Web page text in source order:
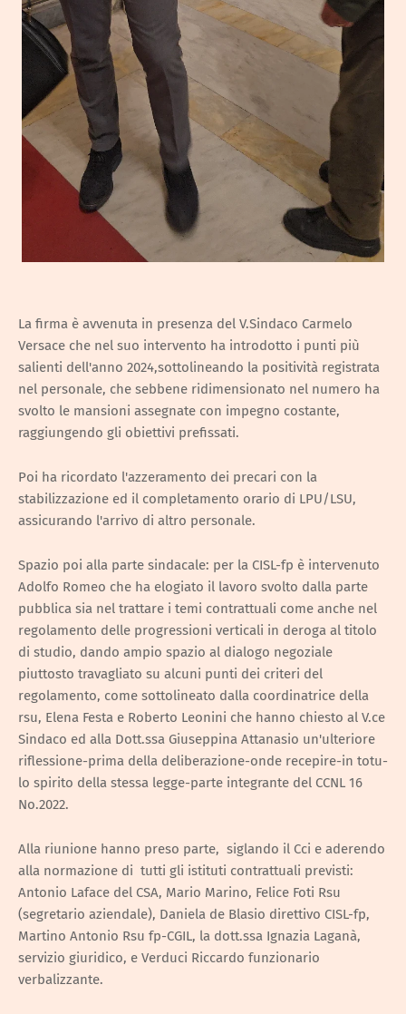
La firma è avvenuta in presenza del V.Sindaco Carmelo
Versace che nel suo intervento ha introdotto i punti più
salienti dell'anno 2024,sottolineando la positività registrata
nel personale, che sebbene ridimensionato nel numero ha
svolto le mansioni assegnate con impegno costante,
raggiungendo gli obiettivi prefissati.
Poi ha ricordato l'azzeramento dei precari con la
stabilizzazione ed il completamento orario di LPU/LSU,
assicurando l'arrivo di altro personale.
Spazio poi alla parte sindacale: per la CISL-fp è intervenuto
Adolfo Romeo che ha elogiato il lavoro svolto dalla parte
pubblica sia nel trattare i temi contrattuali come anche nel
regolamento delle progressioni verticali in deroga al titolo
di studio, dando ampio spazio al dialogo negoziale
piuttosto travagliato su alcuni punti dei criteri del
regolamento, come sottolineato dalla coordinatrice della
rsu, Elena Festa e Roberto Leonini che hanno chiesto al V.ce
Sindaco ed alla Dott.ssa Giuseppina Attanasio un'ulteriore
riflessione-prima della deliberazione-onde recepire-in totu-
lo spirito della stessa legge-parte integrante del CCNL 16
No.2022.
Alla riunione hanno preso parte, siglando il Cci e aderendo
alla normazione di tutti gli istituti contrattuali previsti:
Antonio Laface del CSA, Mario Marino, Felice Foti Rsu
(segretario aziendale), Daniela de Blasio direttivo CISL-fp,
Martino Antonio Rsu fp-CGIL, la dott.ssa Ignazia Laganà,
servizio giuridico, e Verduci Riccardo funzionario
verbalizzante.